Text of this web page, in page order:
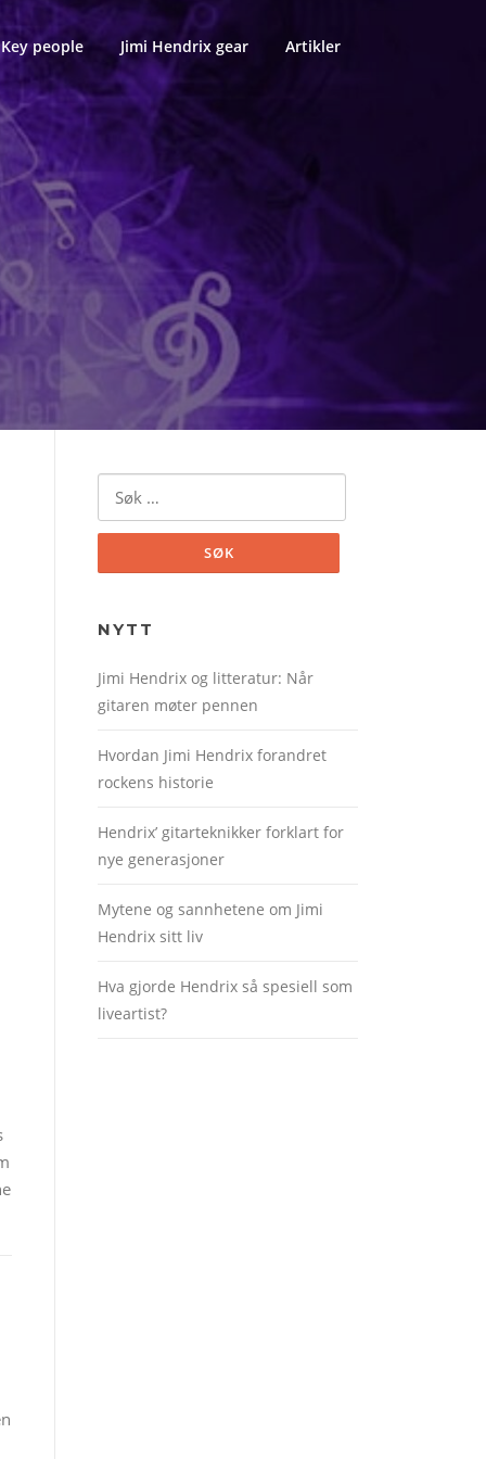
Key people Jimi Hendrix gear Artikler
NYTT
Jimi Hendrix og litteratur: Når
gitaren møter pennen
Hvordan Jimi Hendrix forandret
rockens historie
Hendrix’ gitarteknikker forklart for
nye generasjoner
Mytene og sannhetene om Jimi
Hendrix sitt liv
Hva gjorde Hendrix så spesiell som
liveartist?